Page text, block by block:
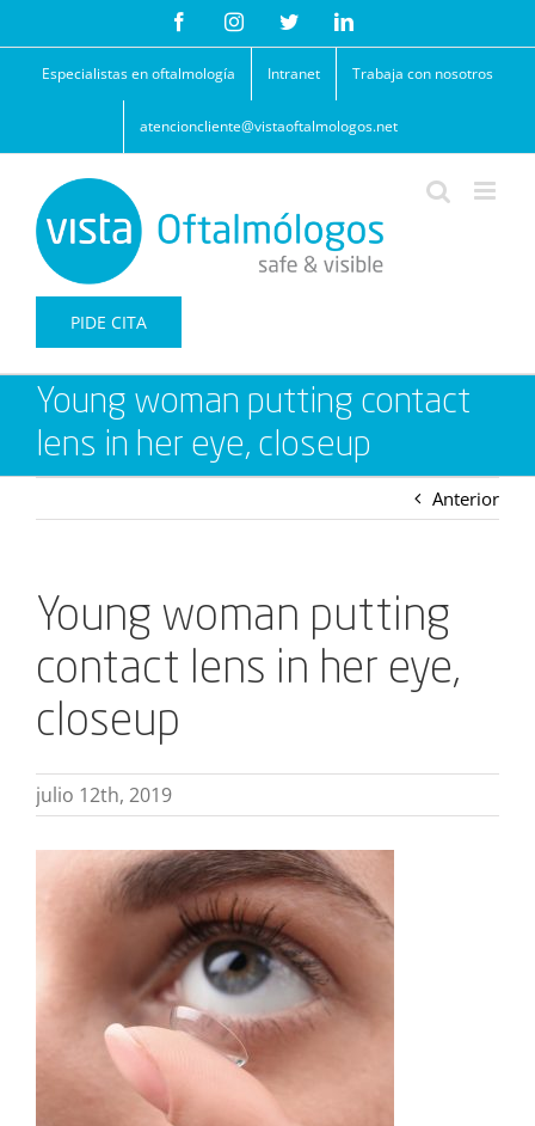
contenido
FacebookInstagramTwitterLinkedIn
Especialistas en oftalmología Intranet Trabaja con nosotros
atencioncliente@vistaoftalmologos.net
PIDE CITA
Young woman putting contact
lens in her eye, closeup
Anterior
Young woman putting
contact lens in her eye,
closeup
julio 12th, 2019